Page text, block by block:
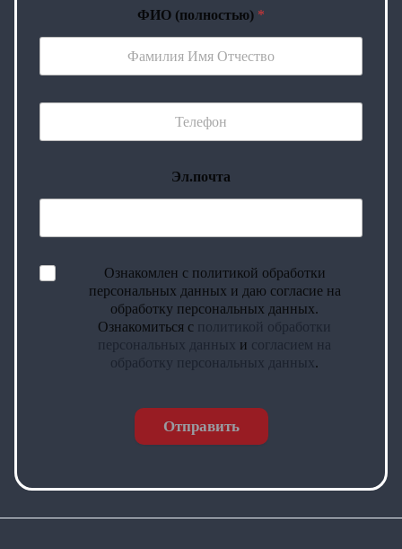
ФИО (полностью) *
Эл.почта
Ознакомлен с политикой обработки
персональных данных и даю согласие на
обработку персональных данных.
Ознакомиться с политикой обработки
персональных данных и согласием на
обработку персональных данных.
Отправить